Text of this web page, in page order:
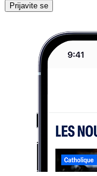
Prijavite se